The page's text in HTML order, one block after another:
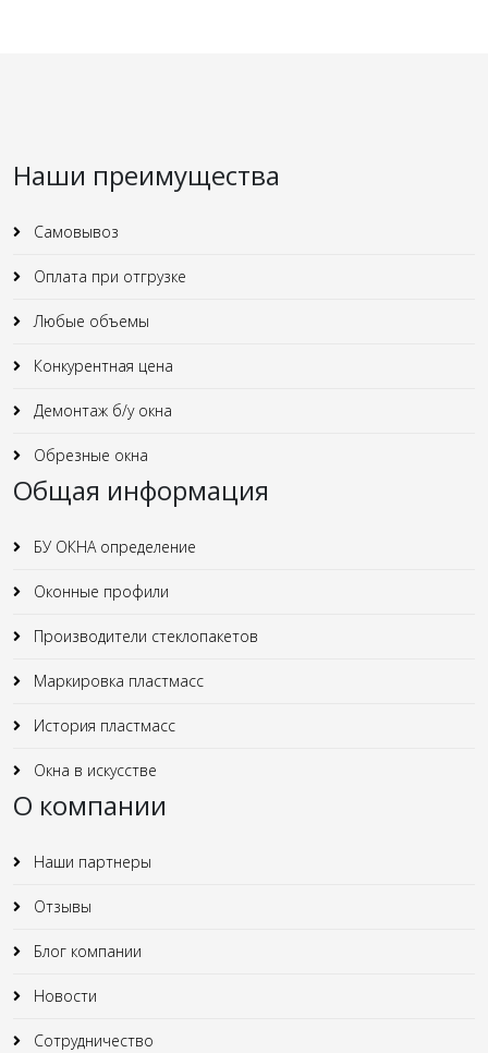
Наши преимущества
Самовывоз
Оплата при отгрузке
Любые объемы
Конкурентная цена
Демонтаж б/у окна
Обрезные окна
Общая информация
БУ ОКНА определение
Оконные профили
Производители стеклопакетов
Маркировка пластмасс
История пластмасс
Окна в искусстве
О компании
Наши партнеры
Отзывы
Блог компании
Новости
Сотрудничество